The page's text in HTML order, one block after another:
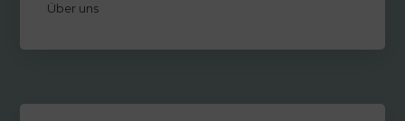
Über uns